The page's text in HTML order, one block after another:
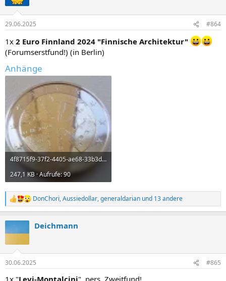
e
:
29.06.2025 #864
1x 2 Euro Finnland 2024 "Finnische Architektur"
(Forumserstfund!) (in Berlin)
Anhänge
4f8715f9-37f2-4405-ae68-33b3d0490dc5.webp
247,1 KB · Aufrufe: 90
R
e
t
e
DonChori,Aussiedollar,generaldarian und 13 andere
Deichmann
30.06.2025 #865
1x "Levi-Montalcini", pers. Zweitfund!